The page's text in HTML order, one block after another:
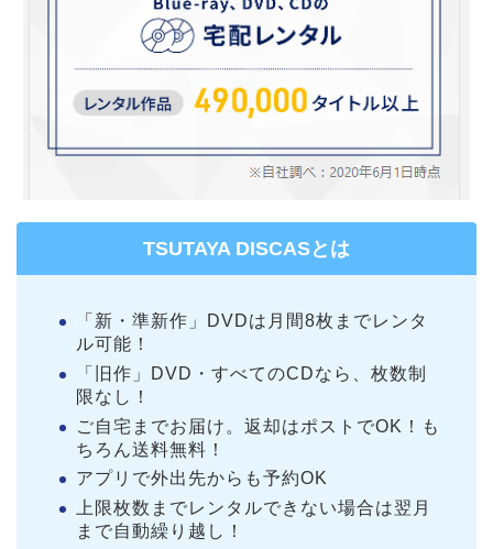
TSUTAYA DISCASとは
「新・準新作」DVDは月間8枚までレンタ
ル可能！
「旧作」DVD・すべてのCDなら、枚数制
限なし！
ご自宅までお届け。返却はポストでOK！も
ちろん送料無料！
アプリで外出先からも予約OK
上限枚数までレンタルできない場合は翌月
まで自動繰り越し！